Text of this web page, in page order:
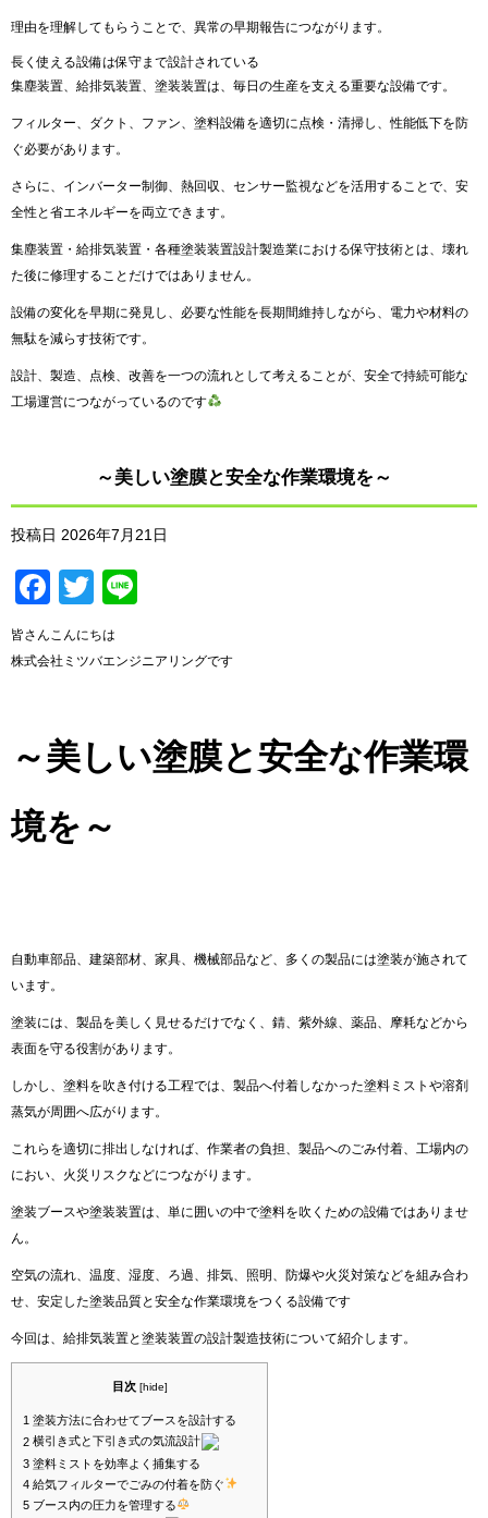
理由を理解してもらうことで、異常の早期報告につながります。
長く使える設備は保守まで設計されている
集塵装置、給排気装置、塗装装置は、毎日の生産を支える重要な設備です。
フィルター、ダクト、ファン、塗料設備を適切に点検・清掃し、性能低下を防
ぐ必要があります。
さらに、インバーター制御、熱回収、センサー監視などを活用することで、安
全性と省エネルギーを両立できます。
集塵装置・給排気装置・各種塗装装置設計製造業における保守技術とは、壊れ
た後に修理することだけではありません。
設備の変化を早期に発見し、必要な性能を長期間維持しながら、電力や材料の
無駄を減らす技術です。
設計、製造、点検、改善を一つの流れとして考えることが、安全で持続可能な
工場運営につながっているのです
～美しい塗膜と安全な作業環境を～
投稿日 2026年7月21日
Facebook
Twitter
皆さんこんにちは
株式会社ミツバエンジニアリングです
～美しい塗膜と安全な作業環
境を～
自動車部品、建築部材、家具、機械部品など、多くの製品には塗装が施されて
います。
塗装には、製品を美しく見せるだけでなく、錆、紫外線、薬品、摩耗などから
表面を守る役割があります。
しかし、塗料を吹き付ける工程では、製品へ付着しなかった塗料ミストや溶剤
蒸気が周囲へ広がります。
これらを適切に排出しなければ、作業者の負担、製品へのごみ付着、工場内の
におい、火災リスクなどにつながります。
塗装ブースや塗装装置は、単に囲いの中で塗料を吹くための設備ではありませ
ん。
空気の流れ、温度、湿度、ろ過、排気、照明、防爆や火災対策などを組み合わ
せ、安定した塗装品質と安全な作業環境をつくる設備です
今回は、給排気装置と塗装装置の設計製造技術について紹介します。
目次 [hide]
1 塗装方法に合わせてブースを設計する
2 横引き式と下引き式の気流設計
3 塗料ミストを効率よく捕集する
4 給気フィルターでごみの付着を防ぐ
5 ブース内の圧力を管理する